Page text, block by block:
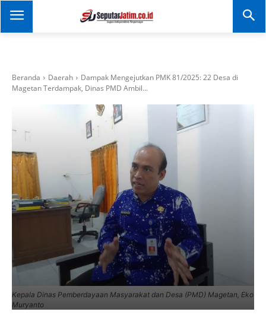
SEPUTAR JATIM
Portal Informasi Dan
Beranda Daerah
Dampak Mengejutkan PMK 81/2025: 22 Desa di
Magetan Terdampak, Dinas PMD Ambil...
Kepala Dinas Pemberdayaan Masyarakat dan Desa (PMD) Magetan, Eko
Muryanto